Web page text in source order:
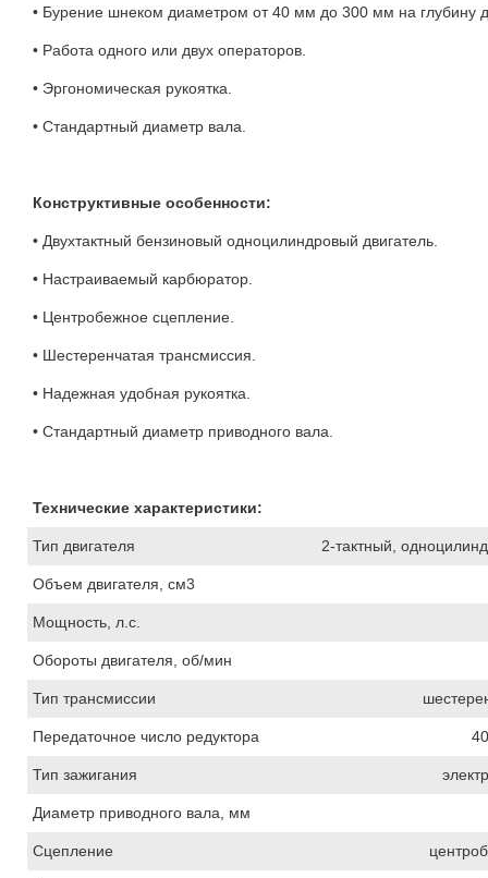
• Бурение шнеком диаметром от 40 мм до 300 мм на глубину
• Работа одного или двух операторов.
• Эргономическая рукоятка.
• Стандартный диаметр вала.
Конструктивные особенности:
• Двухтактный бензиновый одноцилиндровый двигатель.
• Настраиваемый карбюратор.
• Центробежное сцепление.
• Шестеренчатая трансмиссия.
• Надежная удобная рукоятка.
• Стандартный диаметр приводного вала.
Технические характеристики:
Тип двигателя 2-тактный,
Объем двигателя, см3
Мощность, л.с.
Обороты двигателя, об/мин
Тип трансмиссии
Передаточное число редуктора
Тип зажигания
Диаметр приводного вала, мм
Сцепление